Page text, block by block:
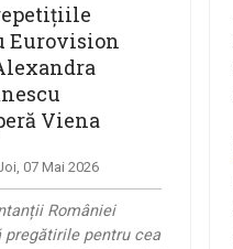
Eurovision
Viena
07 Mai 2026
României
pregătirile pentru cea